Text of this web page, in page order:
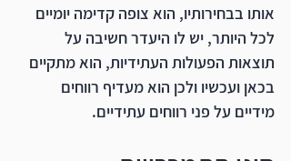
אותו בבחירותיו, הוא צופה קדימה יומיים
לכל היותר, יש לו היעדר חשיבה על
תוצאות הפעולות העתידיות, הוא מתקיים
בכאן ועכשיו ולכן הוא מעדיף רווחים
מידיים על פני רווחים עתידיים.